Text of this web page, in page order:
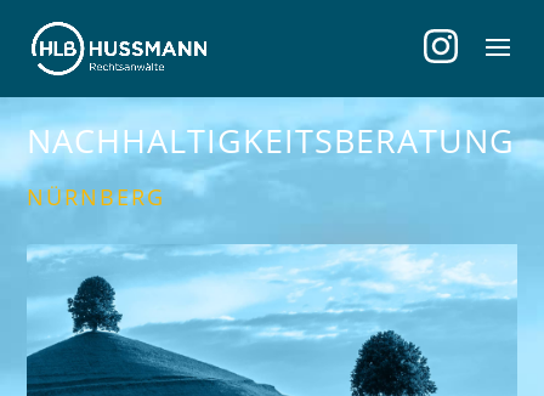
NACHHALTIG­KEITS­BERATUNG
NÜRNBERG